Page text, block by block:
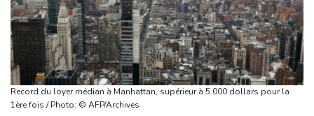
septembre
Les Bourses européennes en hausse dans l'attente des chiffres
de l'emploi américain
Duralex: deux entrepreneurs français et un fonds hongkongais
en lice
Grèce : trois personnes en détention provisoire après l'incendie à
Record du loyer médian à Manhattan, supérieur à 5.000 dollars pour la
1ère fois / Photo: © AFP/Archives